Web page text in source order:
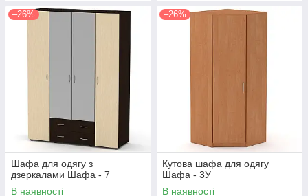
–26%
Шафа для одягу з
дзеркалами Шафа - 7
В наявності
–26%
Кутова шафа для одягу
Шафа - 3У
В наявності